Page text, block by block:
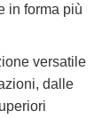
in forma più
versatile
dalle